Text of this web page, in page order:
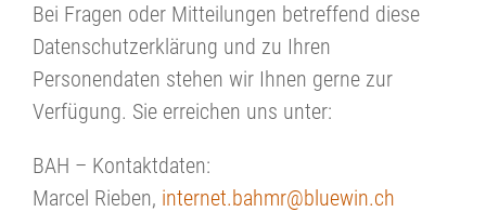
Bei Fragen oder Mitteilungen betreffend diese
Datenschutzerklärung und zu Ihren
Personendaten stehen wir Ihnen gerne zur
Verfügung. Sie erreichen uns unter:
BAH – Kontaktdaten:
Marcel Rieben, internet.bahmr bluewin.ch